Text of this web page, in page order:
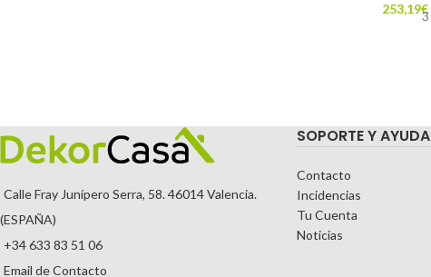
253,19€
3
Calle Fray Junípero Serra, 58. 46014 Valencia.
(ESPAÑA)
+34 633 83 51 06
Email de Contacto
SOPORTE Y AYUDA
Contacto
Incidencias
Tu Cuenta
Noticias